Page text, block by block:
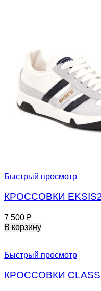
Быстрый просмотр
КРОССОВКИ
7 500 ₽
В корзину
Быстрый просмотр
КРОССОВКИ